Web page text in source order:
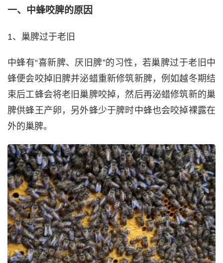
一、中蜂咬脾的原因
1、巢脾过于老旧
中蜂有“喜新脾、厌旧脾”的习性，若巢脾过于老旧中
蜂便会咬掉旧脾并泌蜡重新修筑新脾，例如越冬期结
束后工蜂会将老旧巢脾咬掉，然后再泌蜡修筑新的巢
脾供蜂王产卵，另外蜂少于脾时中蜂也会咬掉裸露在
外的巢脾。